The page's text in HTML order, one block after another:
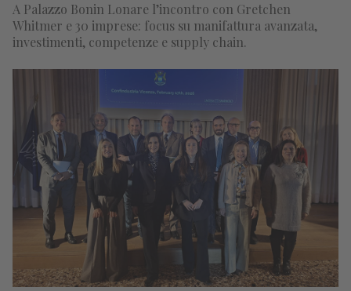
A Palazzo Bonin Lonare l’incontro con Gretchen
Whitmer e 30 imprese: focus su manifattura avanzata,
investimenti, competenze e supply chain.